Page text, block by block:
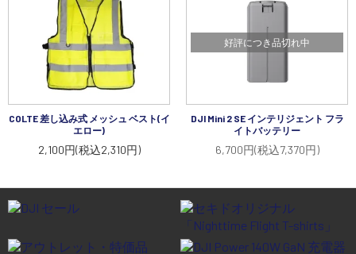
COLTE 差し込み式 メッシュ ベスト(イ
エロー)
2,100円(税込2,310円)
好評につき品切れ中
DJI Mini 2 SE インテリジェント フラ
イトバッテリー
6,700円(税込7,370円)